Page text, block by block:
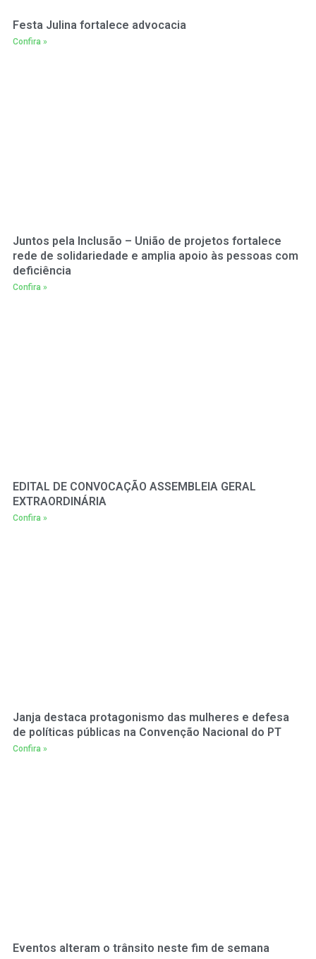
Festa Julina fortalece advocacia
Confira »
Juntos pela Inclusão – União de projetos fortalece
rede de solidariedade e amplia apoio às pessoas com
deficiência
Confira »
EDITAL DE CONVOCAÇÃO ASSEMBLEIA GERAL
EXTRAORDINÁRIA
Confira »
Janja destaca protagonismo das mulheres e defesa
de políticas públicas na Convenção Nacional do PT
Confira »
Eventos alteram o trânsito neste fim de semana